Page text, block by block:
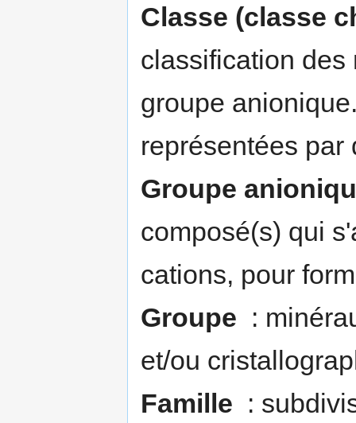
Classe (classe
classification des
groupe
représentées par
Groupe
composé(s) qui
cations, pour
Groupe :
et/ou
Famille :